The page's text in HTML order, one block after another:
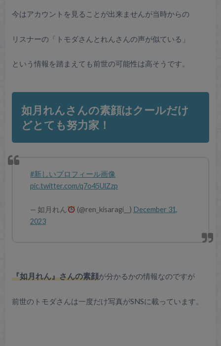
今はアカウントを見ることが出来ませんが当時からの
リスナーの「トモダさんとれんさんの声が似ている」
という情報を踏まえても前世の可能性は高そうです。
如月れんさんの素顔はクールだけ
どとても努力家！
#新しいプロフィール画像
pic.twitter.com/q7o45UlZzp
— 如月れん (@ren_kisaragi__) December 31,
2023
『如月れん』さんの素顔が分かるかの情報なのですが
前世のトモダさんは一度だけ写真がSNSに載っています。